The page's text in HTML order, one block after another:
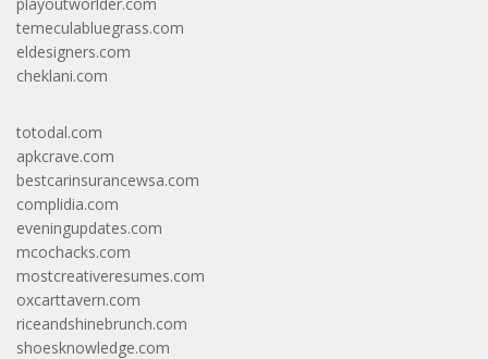
temeculabluegrass.com
eldesigners.com
cheklani.com
totodal.com
apkcrave.com
bestcarinsurancewsa.com
complidia.com
eveningupdates.com
mcochacks.com
mostcreativeresumes.com
oxcarttavern.com
riceandshinebrunch.com
shoesknowledge.com